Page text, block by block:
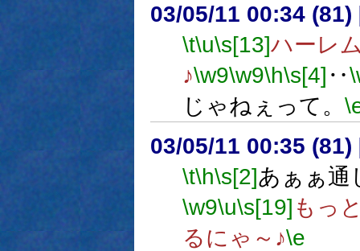
03/05/11 00:34 (81)
\t\u\s[13]ハーレ
♪\w9\w9\h\s[4] ‥
じゃねぇって。
03/05/11 00:35 (81)
\t\h\s[2]あぁぁ通
\w9\u\s[19] もっ
るにゃ～♪\e